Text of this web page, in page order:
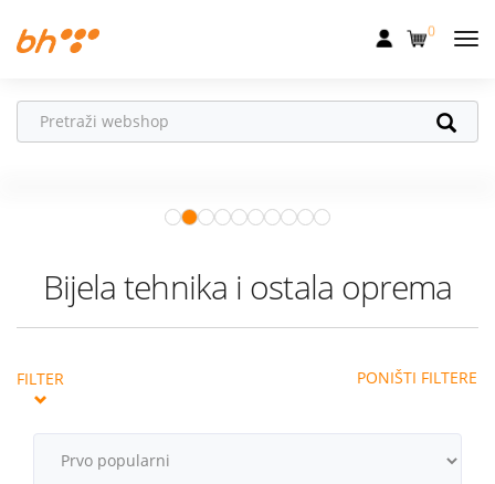
Fiksna
Uređaji
Akcije
Podrška
0
Apple Watch– vaš partner za
zdraviji i aktivniji život.
Bijela tehnika i ostala oprema
FILTER PONIŠTI FILTERE